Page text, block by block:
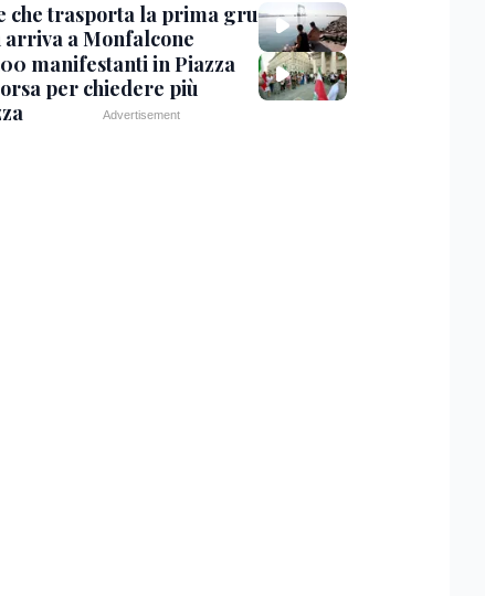
che trasporta la prima gru
arriva a Monfalcone
manifestanti in Piazza
per chiedere più